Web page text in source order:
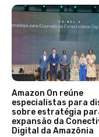
Amazon On reúne
especialistas para
sobre estratégia
expansão da
Digital da Amazônia